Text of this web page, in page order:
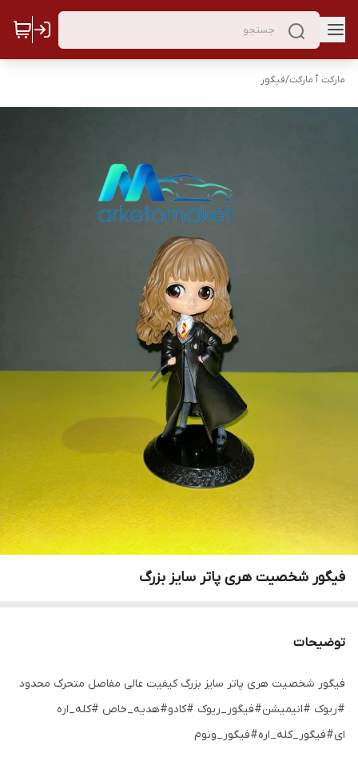
مارکت ٱ مارکت/فیگور
فیگور شخصیت هری پاتر سایز بزرگ
توضیحات
فیگور شخصیت هری پاتر سایز بزرگ کیفیت عالی مفاصل متحرک محدود
#ریوک #انیمیشن#فیگور_ریوک #کادو#هدیه_خاص #کله_اره
ای#فیگور_کله_اره#فیگور_ونوم